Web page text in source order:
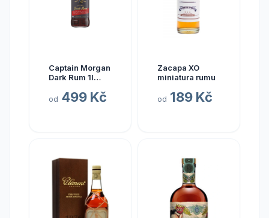
Captain Morgan
Dark Rum 1l
od 499 Kč
Zacapa XO
miniatura rumu
od 189 Kč